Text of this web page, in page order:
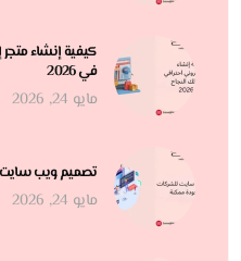
كيفية إنشاء
في 2026
مايو 24, 2026
تصميم ويب
مايو 24, 2026